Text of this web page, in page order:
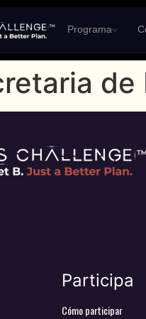
Programa
de
Participa
Cómo participar